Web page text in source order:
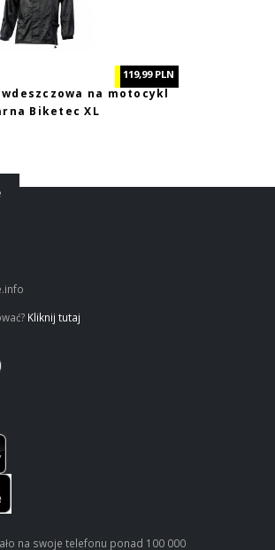
119,99 PLN
na motocykl
Biketec XL
Kliknij tutaj
na swoje telefonu ponad 100 000